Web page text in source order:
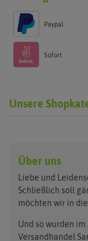
Paypal
Sofort
Unsere
Anzuchtschalen
Beleuchtung
Folien, Vliese und
Gartengeräte
Benary
Buzzy Seeds
Clever Pots
Dürr-Samen
Über uns
Liebe und
Schließlich soll
möchten wir in
Und so wurden
Versandhandel